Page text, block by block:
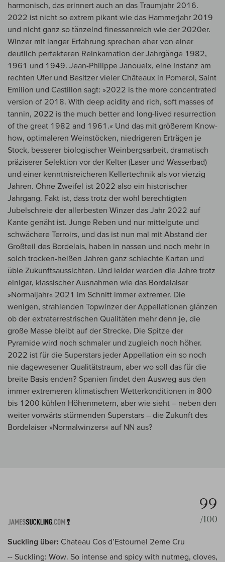
harmonisch, das erinnert auch an das Traumjahr 2016.
2022 ist nicht so extrem pikant wie das Hammerjahr 2019
und nicht ganz so tänzelnd finessenreich wie der 2020er.
Winzer mit langer Erfahrung sprechen eher von einer
deutlich perfekteren Reinkarnation der Jahrgänge 1982,
1961 und 1949. Jean-Philippe Janoueix, eine Instanz am
rechten Ufer und Besitzer vieler Châteaux in Pomerol, Saint
Emilion und Castillon sagt: »2022 is the more concentrated
version of 2018. With deep acidity and rich, soft masses of
tannin, 2022 is the much better and long-lived resurrection
of the great 1982 and 1961.« Und das mit größerem Know-
how, optimaleren Weinstöcken, niedrigeren Erträgen je
Stock, besserer biologischer Weinbergsarbeit, dramatisch
präziserer Selektion vor der Kelter (Laser und Wasserbad)
und einer kenntnisreicheren Kellertechnik als vor vierzig
Jahren. Ohne Zweifel ist 2022 also ein historischer
Jahrgang. Fakt ist, dass trotz der wohl berechtigten
Jubelschreie der allerbesten Winzer das Jahr 2022 auf
Kante genäht ist. Junge Reben und nur mittelgute und
schwächere Terroirs, und das ist nun mal mit Abstand der
Großteil des Bordelais, haben in nassen und noch mehr in
solch trocken-heißen Jahren ganz schlechte Karten und
üble Zukunftsaussichten. Und leider werden die Jahre trotz
einiger, klassischer Ausnahmen wie das Bordelaiser
»Normaljahr« 2021 im Schnitt immer extremer. Die
wenigen, strahlenden Topwinzer der Appellationen glänzen
ob der extraterrestrischen Qualitäten mehr denn je, die
große Masse bleibt auf der Strecke. Die Spitze der
Pyramide wird noch schmaler und zugleich noch höher.
2022 ist für die Superstars jeder Appellation ein so noch
nie dagewesener Qualitätstraum, aber wo soll das für die
breite Basis enden? Spanien findet den Ausweg aus den
immer extremeren klimatischen Wetterkonditionen in 800
bis 1200 kühlen Höhenmetern, aber wie sieht – neben den
weiter vorwärts stürmenden Superstars – die Zukunft des
Bordelaiser »Normalwinzers« auf NN aus?
99
/100
Suckling über: Chateau Cos d’Estournel 2eme Cru
-- Suckling: Wow. So intense and spicy with nutmeg, cloves,